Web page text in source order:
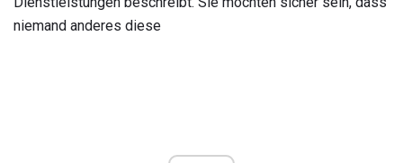
niemand anderes diese